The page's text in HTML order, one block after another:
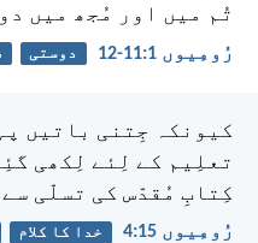
تُم میں اور مُجھ میں
رُومِیوں 1:‏11-‏12 دوستی
کیونکہ جِتنی باتیں
تعلِیم کے لِئے لِکھی
کِتابِ مُقدّس کی تسلّی
رُومِیوں 15:‏4 خدا کا کلام